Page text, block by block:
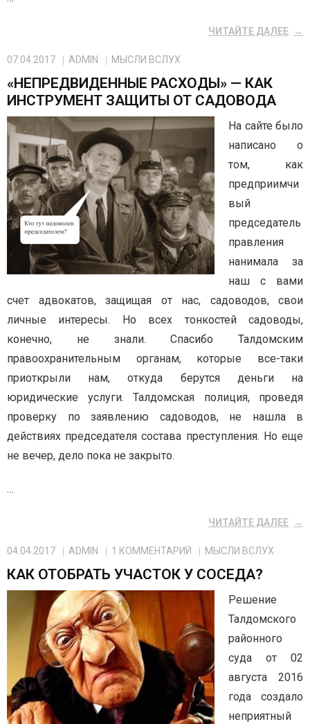
ЧИТАЙТЕ ДАЛЕЕ
07.04.2017 ADMIN МЫСЛИ ВСЛУХ
«НЕПРЕДВИДЕННЫЕ РАСХОДЫ» — КАК
ИНСТРУМЕНТ ЗАЩИТЫ ОТ САДОВОДА
На сайте было
написано о
том, как
предприимчи
вый
председатель
правления
нанимала за
наш с вами
счет адвокатов, защищая от нас, садоводов, свои
личные интересы. Но всех тонкостей садоводы,
конечно, не знали. Спасибо Талдомским
правоохранительным органам, которые все-таки
приоткрыли нам, откуда берутся деньги на
юридические услуги. Талдомская полиция, проведя
проверку по заявлению садоводов, не нашла в
действиях председателя состава преступления. Но еще
не вечер, дело пока не закрыто.
…
ЧИТАЙТЕ ДАЛЕЕ
04.04.2017 ADMIN 1 КОММЕНТАРИЙ МЫСЛИ ВСЛУХ
КАК ОТОБРАТЬ УЧАСТОК У СОСЕДА?
Решение
Талдомского
районного
суда от 02
августа 2016
года создало
неприятный